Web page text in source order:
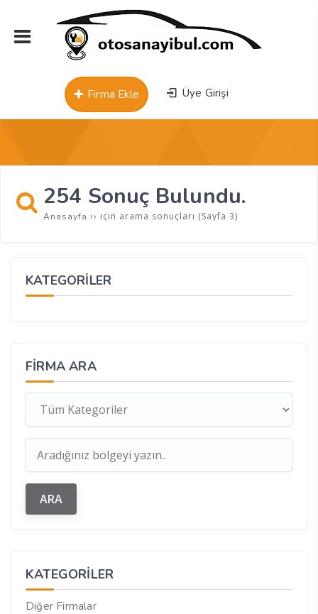
Üye Girişi
Firma Ekle
254 Sonuç Bulundu.
Anasayfa ›› için arama sonuçları (Sayfa 3)
KATEGORİLER
FIRMA ARA
KATEGORILER
Diğer Firmalar